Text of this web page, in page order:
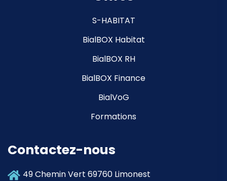
S-HABITAT
BialBOX Habitat
BialBOX RH
BialBOX Finance
BialVoG
Formations
Contactez-nous
49 Chemin Vert 69760 Limonest